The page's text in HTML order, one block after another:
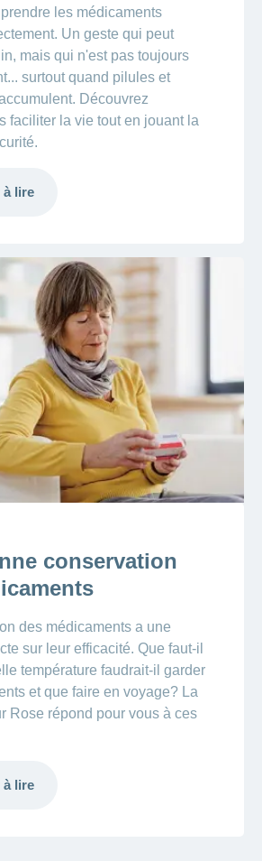
les médicaments
Un geste qui peut
mais qui n'est pas toujours
surtout quand pilules et
Découvrez
faciliter la vie tout en jouant la
à lire
conservation
des médicaments a une
sur leur efficacité. Que faut-il
température faudrait-il garder
et que faire en voyage? La
Rose répond pour vous à ces
à lire